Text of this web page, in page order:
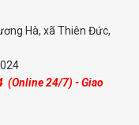
Hà, xã Thiên Đức,
(Online 24/7) - Giao